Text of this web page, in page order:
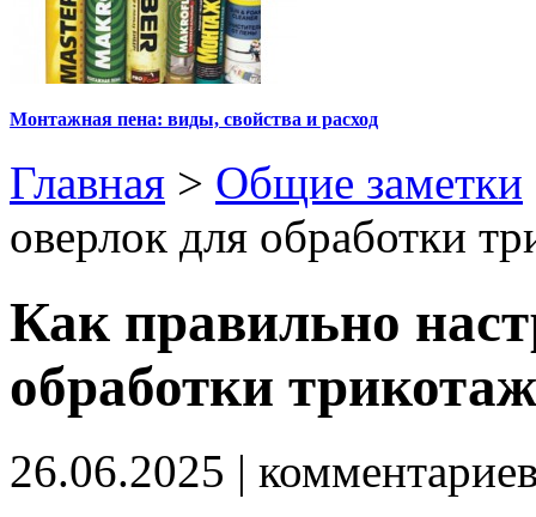
Монтажная пена: виды, свойства и расход
Главная > Общие заметки
оверлок для обработки
Как правильно
обработки
26.06.2025 |